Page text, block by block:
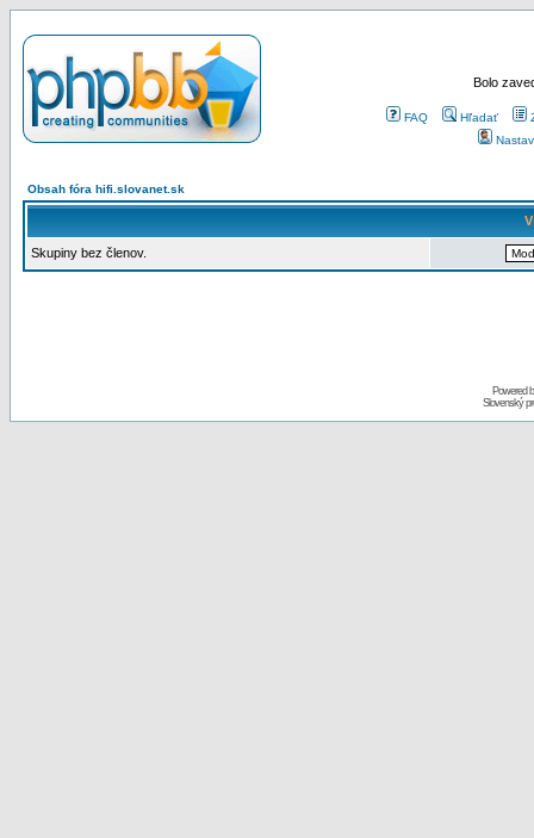
Bolo
FAQ Hľadať
Obsah fóra hifi.slovanet.sk
Skupiny bez členov.
Powered
Slovenský